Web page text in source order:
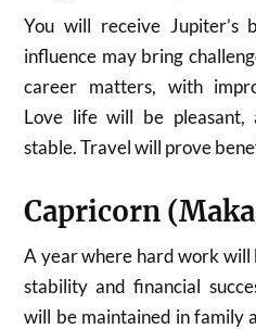
You will receive Jupiter’s
influence may bring
career matters, with
Love life will be pleasant,
stable. Travel will prove
Capricorn
A year where hard work
stability and financial
will be maintained in family